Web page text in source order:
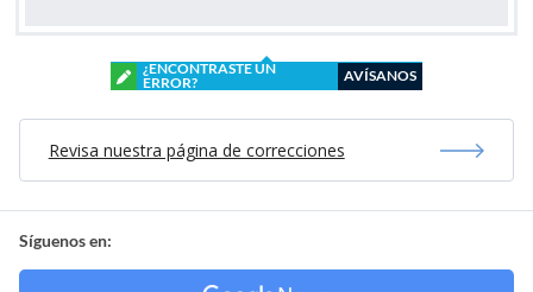
¿ENCONTRASTE UN
ERROR?
AVÍSANOS
Revisa nuestra página de correcciones
Síguenos en: